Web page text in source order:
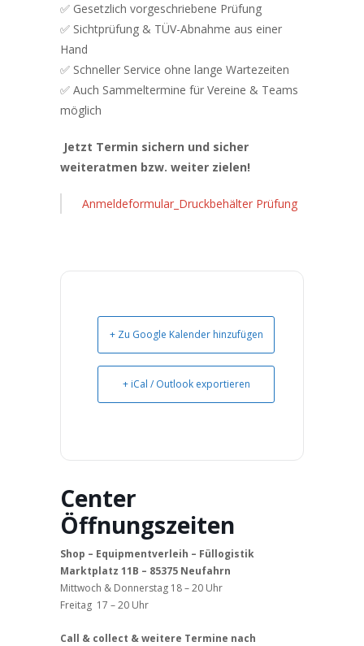
✅ Gesetzlich vorgeschriebene Prüfung
✅ Sichtprüfung & TÜV-Abnahme aus einer
Hand
✅ Schneller Service ohne lange Wartezeiten
✅ Auch Sammeltermine für Vereine & Teams
möglich
Jetzt Termin sichern und sicher
weiteratmen bzw. weiter zielen!
Anmeldeformular_Druckbehälter Prüfung
+ Zu Google Kalender hinzufügen
+ iCal / Outlook exportieren
Center
Öffnungszeiten
Shop – Equipmentverleih – Füllogistik
Marktplatz 11B – 85375 Neufahrn
Mittwoch & Donnerstag 18 – 20 Uhr
Freitag 17 – 20 Uhr
Call & collect & weitere Termine nach